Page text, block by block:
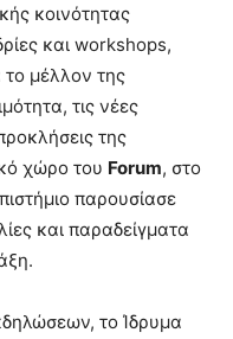
κοινότητας
και workshops,
μέλλον της
τις νέες
της
χώρο του Forum, στο
παρουσίασε
και παραδείγματα
το Ίδρυμα